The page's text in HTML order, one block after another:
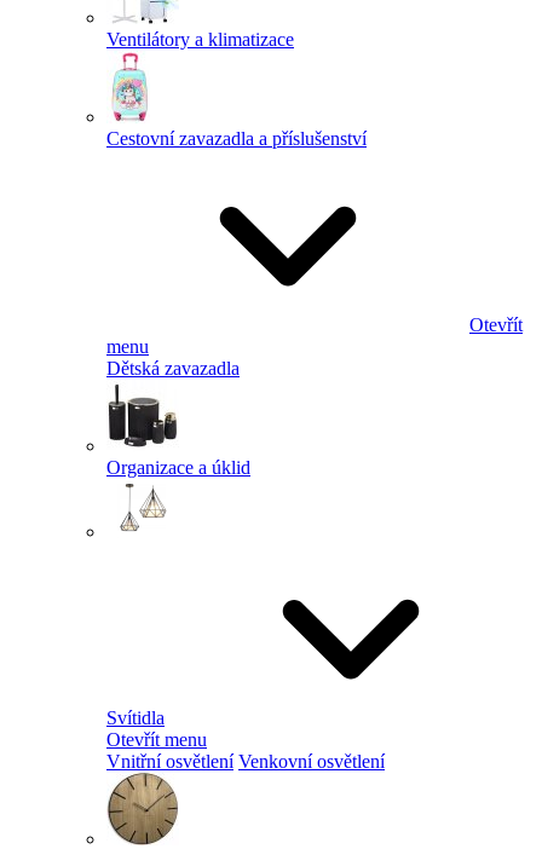
Ventilátory a klimatizace
Cestovní zavazadla a příslušenství
Otevřít
menu
Dětská zavazadla
Organizace a úklid
Svítidla
Otevřít menu
Vnitřní osvětlení Venkovní osvětlení